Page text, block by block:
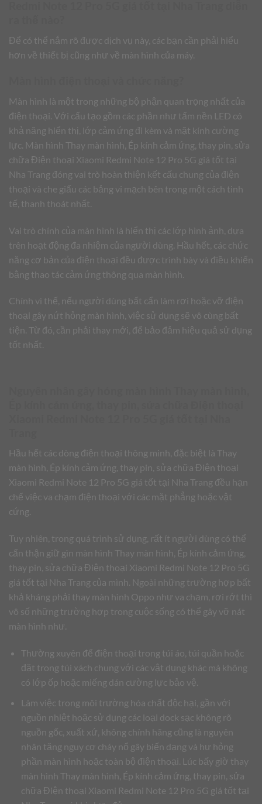
Để có thể nắm rõ được dịch vụ này, các bạn cần phải hiểu
hơn về thiết bị cũng như về màn hình của máy.
Màn hình là một trong những bộ phận quan trọng nhất của
điện thoại. Với cấu tạo gồm các phần như tấm nền LED có
khả năng hiển thị, lớp cảm ứng đi kèm và mặt kính cường
lực. Màn hình Thay màn hình, Ép kính cảm ứng, thay pin, sửa
chữa Điện thoại Xiaomi Redmi Note 12 Pro 5G giá tốt tại
Nha Trang đóng vai trò hoàn thiện kết cấu chung của điện
thoại và che giấu các bảng vi mạch bên trong một cách tinh
tế, thanh thoát nhất.
Vai trò chính của màn hình là hiển thị các lớp hình ảnh, dựa
trên hoạt động đa nhiệm của người dùng. Hầu hết, các chức
năng cơ bản của điện thoại đều được trình bày và điều khiển
bằng thao tác cảm ứng thông qua màn hình.
Chính vì thế, nếu người dùng bất cẩn làm rơi hoặc vỡ điện
thoại gây nứt hỏng màn hình, việc sử dụng sẽ vô cùng bất
tiện. Từ đó, cần phải thay mới, để bảo đảm hiệu quả sử dụng
tốt nhất.
Hầu hết các dòng điện thoại thông minh, đặc biệt là Thay
màn hình, Ép kính cảm ứng, thay pin, sửa chữa Điện thoại
Xiaomi Redmi Note 12 Pro 5G giá tốt tại Nha Trang đều hạn
chế việc va chạm điện thoại với các mặt phẳng hoặc vật
cứng.
Tuy nhiên, trong quá trình sử dụng, rất ít người dùng có thể
cẩn thận giữ gìn màn hình Thay màn hình, Ép kính cảm ứng,
thay pin, sửa chữa Điện thoại Xiaomi Redmi Note 12 Pro 5G
giá tốt tại Nha Trang của mình. Ngoài những trường hợp bất
khả kháng phải thay màn hình Oppo như va chạm, rơi rớt thì
vô số những trường hợp trong cuộc sống có thể gây vỡ nát
màn hình như.
Thường xuyên để điện thoại trong túi áo, túi quần hoặc
đặt trong túi xách chung với các vật dụng khác mà không
có lớp ốp hoặc miếng dán cường lực bảo vệ.
Làm việc trong môi trường hóa chất độc hại, gần với
nguồn nhiệt hoặc sử dụng các loại dock sạc không rõ
nguồn gốc, xuất xứ, không chính hãng cũng là nguyên
nhân tăng nguy cơ cháy nổ gây biến dạng và hư hỏng
phần màn hình hoặc toàn bộ điện thoại. Lúc bấy giờ thay
màn hình Thay màn hình, Ép kính cảm ứng, thay pin, sửa
chữa Điện thoại Xiaomi Redmi Note 12 Pro 5G giá tốt tại